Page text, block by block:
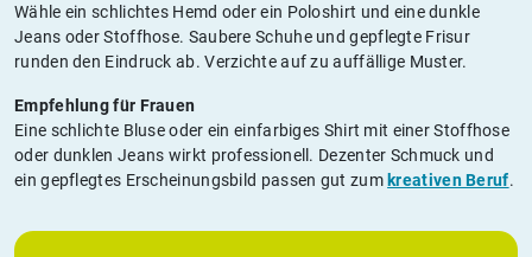
Wähle ein schlichtes Hemd oder ein Poloshirt und eine dunkle
Jeans oder Stoffhose. Saubere Schuhe und gepflegte Frisur
runden den Eindruck ab. Verzichte auf zu auffällige Muster.
Empfehlung für Frauen
Eine schlichte Bluse oder ein einfarbiges Shirt mit einer Stoffhose
oder dunklen Jeans wirkt professionell. Dezenter Schmuck und
ein gepflegtes Erscheinungsbild passen gut zumkreativen Beruf.